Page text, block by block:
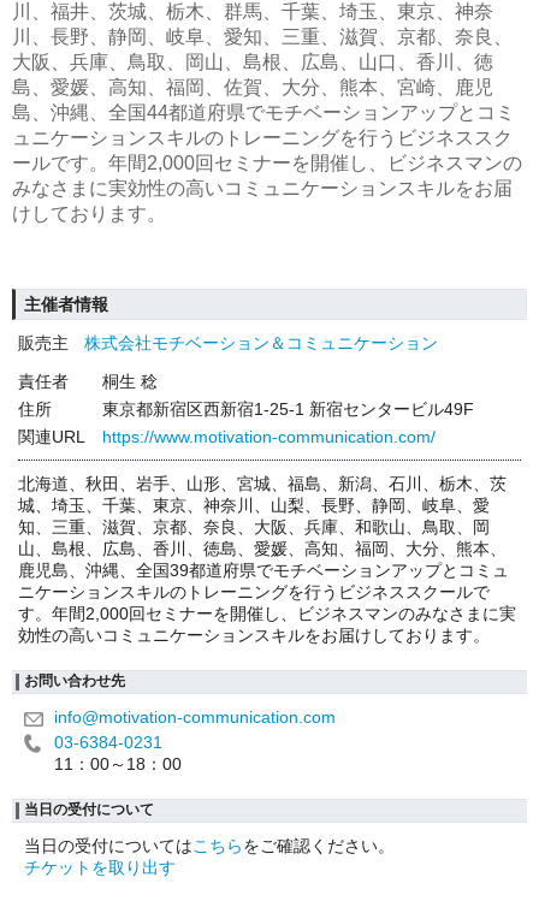
川、福井、茨城、栃木、群馬、千葉、埼玉、東京、神奈
川、長野、静岡、岐阜、愛知、三重、滋賀、京都、奈良、
大阪、兵庫、鳥取、岡山、島根、広島、山口、香川、徳
島、愛媛、高知、福岡、佐賀、大分、熊本、宮崎、鹿児
島、沖縄、全国44都道府県でモチベーションアップとコミ
ュニケーションスキルのトレーニングを行うビジネススク
ールです。年間2,000回セミナーを開催し、ビジネスマンの
みなさまに実効性の高いコミュニケーションスキルをお届
けしております。
主催者情報
販売主
株式会社モチベーション＆コミュニケーション
責任者
桐生 稔
住所
東京都新宿区西新宿1-25-1 新宿センタービル49F
関連URL
https://www.motivation-communication.com/
北海道、秋田、岩手、山形、宮城、福島、新潟、石川、栃木、茨
城、埼玉、千葉、東京、神奈川、山梨、長野、静岡、岐阜、愛
知、三重、滋賀、京都、奈良、大阪、兵庫、和歌山、鳥取、岡
山、島根、広島、香川、徳島、愛媛、高知、福岡、大分、熊本、
鹿児島、沖縄、全国39都道府県でモチベーションアップとコミュ
ニケーションスキルのトレーニングを行うビジネススクールで
す。年間2,000回セミナーを開催し、ビジネスマンのみなさまに実
効性の高いコミュニケーションスキルをお届けしております。
お問い合わせ先
info@motivation-communication.com
03-6384-0231
11：00～18：00
当日の受付について
当日の受付についてはこちらをご確認ください。
チケットを取り出す